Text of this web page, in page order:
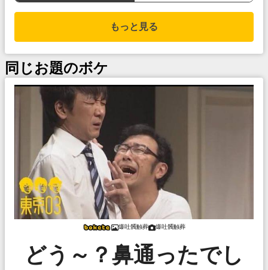
もっと見る
同じお題のボケ
爆吐髑触葬 爆吐髑触葬
どう～？鼻通ったでし